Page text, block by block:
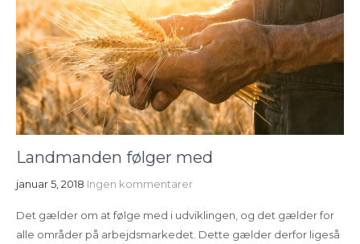
Landmanden følger med
januar 5, 2018 Ingen kommentarer
Det gælder om at følge med i udviklingen, og det gælder for
alle områder på arbejdsmarkedet. Dette gælder derfor ligeså